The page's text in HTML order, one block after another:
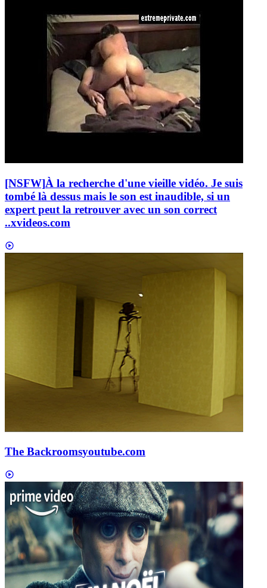
[NSFW]À la recherche d'une vieille vidéo. Je suis
tombé là dessus mais le son est inaudible, si un
expert peut la retrouver avec un son correct
..xvideos.com
The Backroomsyoutube.com